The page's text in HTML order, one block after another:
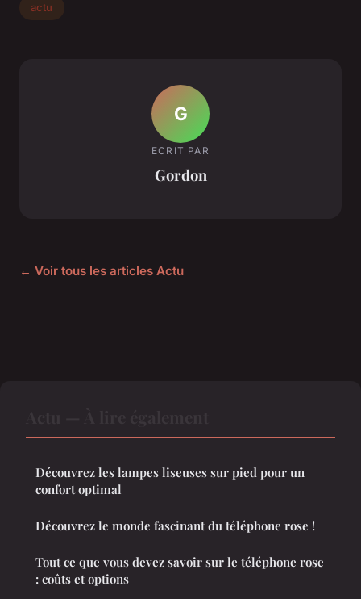
actu
G
ECRIT PAR
Gordon
← Voir tous les articles Actu
Découvrez les lampes liseuses sur pied pour un
confort optimal
Découvrez le monde fascinant du téléphone rose !
Tout ce que vous devez savoir sur le téléphone rose
: coûts et options